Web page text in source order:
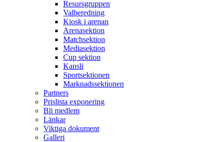
Resursgruppen
Valberedning
Kiosk i arenan
Arenasektion
Matchsektion
Mediasektion
Cup sektion
Kansli
Sportsektionen
Marknadssektionen
Partners
Prislista exponering
Bli medlem
Länkar
Viktiga dokument
Galleri